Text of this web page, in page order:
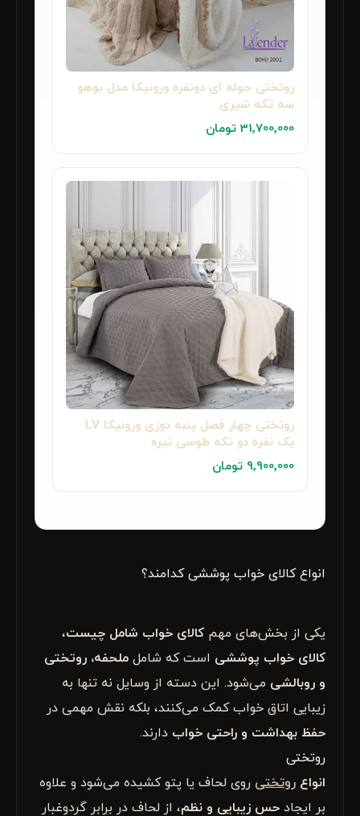
روتختی حوله ای دونفره ورونیکا مدل بوهو
سه تکه شیری
31٬700٬000 تومان
روتختی چهار فصل پنبه دوزی ورونیکا LV
یک نفره دو تکه طوسی تیره
9٬900٬000 تومان
انواع کالای خواب پوششی کدامند؟
یکی از بخش‌های مهم کالای خواب شامل چیست،
کالای خواب پوششی است که شامل ملحفه، روتختی
و روبالشی می‌شود. این دسته از وسایل نه تنها به
زیبایی اتاق خواب کمک می‌کنند، بلکه نقش مهمی در
حفظ بهداشت و راحتی خواب دارند.
روتختی
انواع روتختی روی لحاف یا پتو کشیده می‌شود و علاوه
بر ایجاد حس زیبایی و نظم، از لحاف در برابر گردوغبار